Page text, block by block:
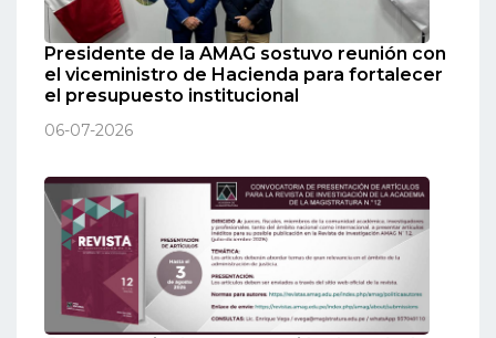
Presidente de la AMAG sostuvo reunión con
el viceministro de Hacienda para fortalecer
el presupuesto institucional
06-07-2026